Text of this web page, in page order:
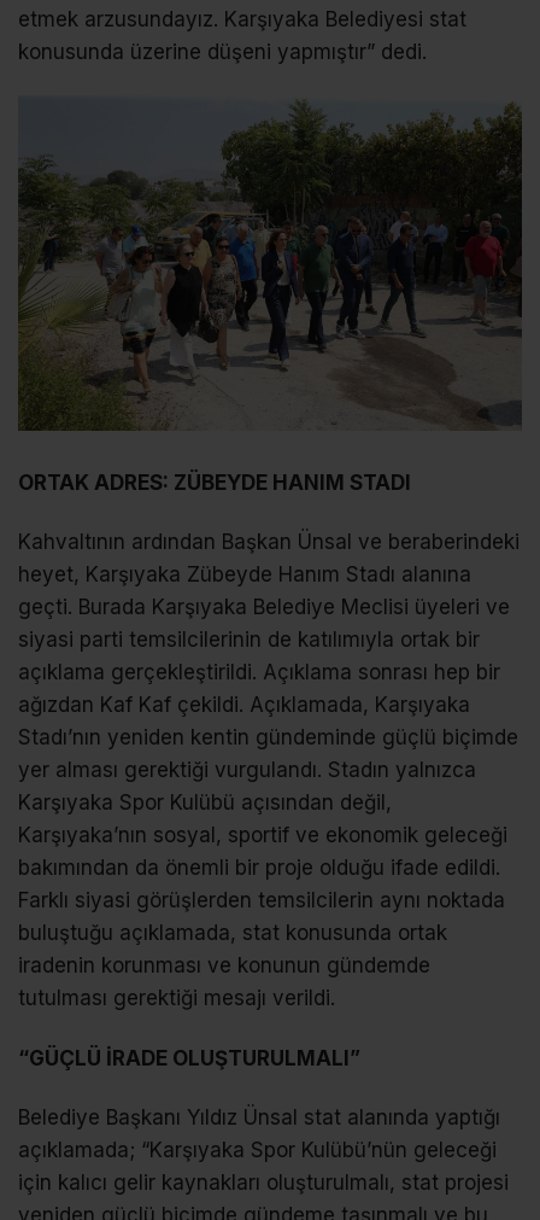
etmek arzusundayız. Karşıyaka Belediyesi stat
konusunda üzerine düşeni yapmıştır” dedi.
ORTAK ADRES: ZÜBEYDE HANIM STADI
Kahvaltının ardından Başkan Ünsal ve beraberindeki
heyet, Karşıyaka Zübeyde Hanım Stadı alanına
geçti. Burada Karşıyaka Belediye Meclisi üyeleri ve
siyasi parti temsilcilerinin de katılımıyla ortak bir
açıklama gerçekleştirildi. Açıklama sonrası hep bir
ağızdan Kaf Kaf çekildi. Açıklamada, Karşıyaka
Stadı’nın yeniden kentin gündeminde güçlü biçimde
yer alması gerektiği vurgulandı. Stadın yalnızca
Karşıyaka Spor Kulübü açısından değil,
Karşıyaka’nın sosyal, sportif ve ekonomik geleceği
bakımından da önemli bir proje olduğu ifade edildi.
Farklı siyasi görüşlerden temsilcilerin aynı noktada
buluştuğu açıklamada, stat konusunda ortak
iradenin korunması ve konunun gündemde
tutulması gerektiği mesajı verildi.
“GÜÇLÜ İRADE OLUŞTURULMALI”
Belediye Başkanı Yıldız Ünsal stat alanında yaptığı
açıklamada; “Karşıyaka Spor Kulübü’nün geleceği
için kalıcı gelir kaynakları oluşturulmalı, stat projesi
yeniden güçlü biçimde gündeme taşınmalı ve bu